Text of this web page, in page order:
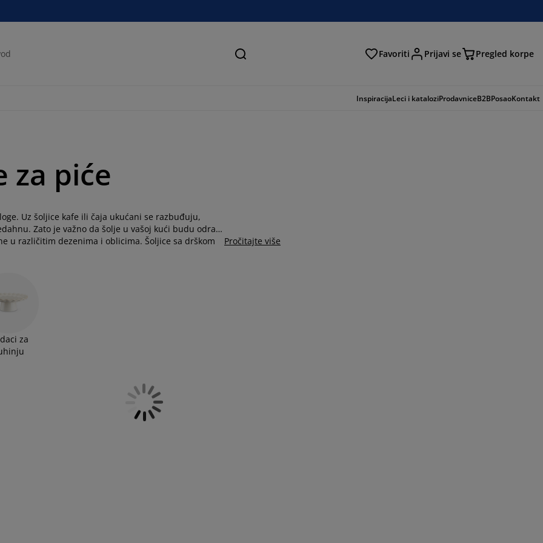
Pretraga Favoriti Prijavi se Pregled korpe
InspiracijaLeci i kataloziProdavniceB2BPosaoKontakt
za piće
Uz šoljice kafe ili čaja ukućani se razbuđuju,
Zato je važno da šolje u vašoj kući budu odraz
u različitim dezenima i oblicima. Šoljice sa drškom
Pročitajte više
za